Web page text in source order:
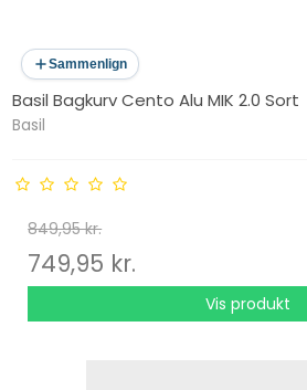
Sammenlign
Basil Bagkurv Cento Alu MIK 2.0 Sort
Basil
849,95 kr.
749,95 kr.
Vis produkt